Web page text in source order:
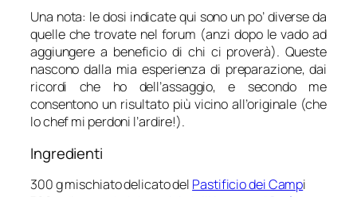
Una nota: le dosi indicate qui sono un po’ diverse da
quelle che trovate nel forum (anzi dopo le vado ad
aggiungere a beneficio di chi ci proverà). Queste
nascono dalla mia esperienza di preparazione, dai
ricordi che ho dell’assaggio, e secondo me
consentono un risultato più vicino all’originale (che
lo chef mi perdoni l’ardire!).
Ingredienti
300 g mischiato delicato del Pastificio dei Campi